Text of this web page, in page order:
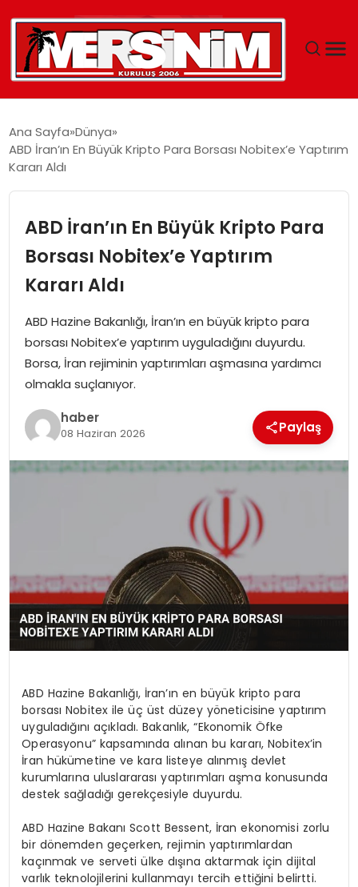
YAŞAM
EĞITIM
SPOR
EKONOMI
MAGAZIN
Ana Sayfa Dünya
ABD İran’ın En Büyük Kripto Para Borsası Nobitex’e Yaptırım
Kararı Aldı
ABD İran’ın En Büyük Kripto Para
Borsası Nobitex’e Yaptırım
Kararı Aldı
ABD Hazine Bakanlığı, İran’ın en büyük kripto para
borsası Nobitex’e yaptırım uyguladığını duyurdu.
Borsa, İran rejiminin yaptırımları aşmasına yardımcı
olmakla suçlanıyor.
haber
08 Haziran 2026 Paylaş
ABD Hazine Bakanlığı, İran’ın en büyük kripto para
borsası Nobitex ile üç üst düzey yöneticisine yaptırım
uyguladığını açıkladı. Bakanlık, “Ekonomik Öfke
Operasyonu” kapsamında alınan bu kararı, Nobitex’in
İran hükümetine ve kara listeye alınmış devlet
kurumlarına uluslararası yaptırımları aşma konusunda
destek sağladığı gerekçesiyle duyurdu.
ABD Hazine Bakanı Scott Bessent, İran ekonomisi zorlu
bir dönemden geçerken, rejimin yaptırımlardan
kaçınmak ve serveti ülke dışına aktarmak için dijital
varlık teknolojilerini kullanmayı tercih ettiğini belirtti.